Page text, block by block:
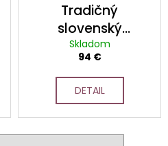
Tradičný
slovenský
darčekový kôš s
borovičkou a
delikatesami
Skladom
94 €
DETAIL